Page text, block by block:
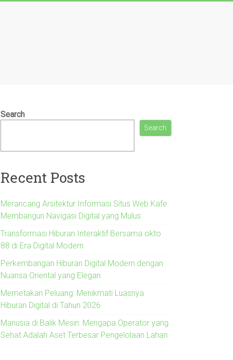
Search
Search
Recent Posts
Merancang Arsitektur Informasi Situs Web Kafe:
Membangun Navigasi Digital yang Mulus
Transformasi Hiburan Interaktif Bersama okto
88 di Era Digital Modern
Perkembangan Hiburan Digital Modern dengan
Nuansa Oriental yang Elegan
Memetakan Peluang: Menikmati Luasnya
Hiburan Digital di Tahun 2026
Manusia di Balik Mesin: Mengapa Operator yang
Sehat Adalah Aset Terbesar Pengelolaan Lahan